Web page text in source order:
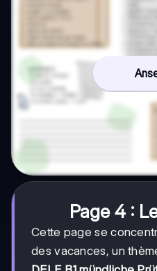
Page 4 :
Cette page se
des vacances, un